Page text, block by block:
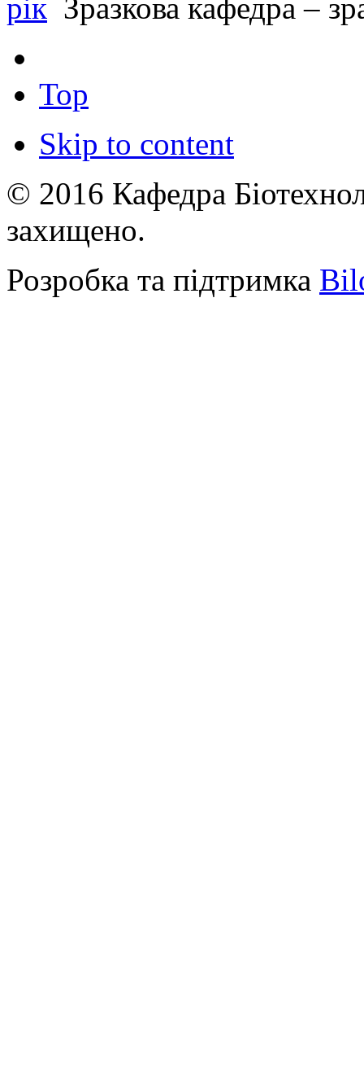
рік Зразкова кафедра –
Top
Skip to content
© 2016 Кафедра
захищено.
Розробка та підтримка